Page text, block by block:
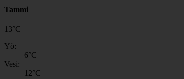
Tammi
13°C
Yö:
6°C
Vesi:
12°C